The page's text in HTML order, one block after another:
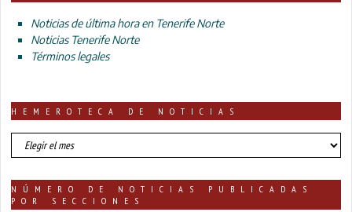
Noticias de última hora en Tenerife Norte
Noticias Tenerife Norte
Términos legales
HEMEROTECA DE NOTICIAS
HEMEROTECA
DE
NÚMERO DE NOTICIAS PUBLICADAS
POR SECCIONES